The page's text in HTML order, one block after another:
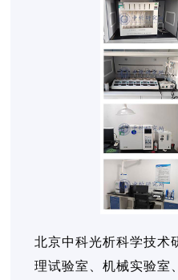
北京中科光析科学技术
理试验室、机械实验室